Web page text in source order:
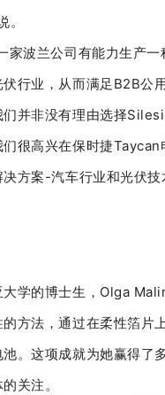
家波兰公司有能力生产一
行业，从而满足B2B公
们并非没有理由选择
很高兴在保时捷Taycan
决方案-汽车行业和光伏
大学的博士生，Olga
方法，通过在柔性箔片
。这项成就为她赢得了
关注。